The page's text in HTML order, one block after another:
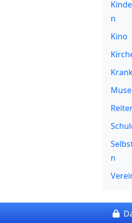
n
Kino
n